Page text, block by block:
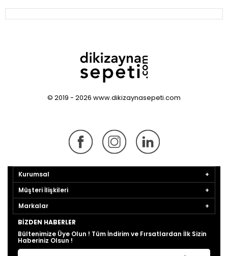
© 2019 - 2026 www.dikizaynasepeti.com
Kurumsal
Müşteri İlişkileri
Markalar
BIZDEN HABERLER
Bültenimize Üye Olun ! Tüm İndirim ve Fırsatlardan İlk Sizin
Haberiniz Olsun !